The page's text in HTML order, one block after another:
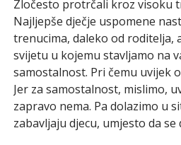
Zločesto protrčali kroz visoku
Najljepše dječje uspomene
trenucima, daleko od roditelja,
svijetu u kojemu stavljamo na
samostalnost. Pri čemu uvijek
Jer za samostalnost, mislimo,
zapravo nema. Pa dolazimo u
zabavljaju djecu, umjesto da se